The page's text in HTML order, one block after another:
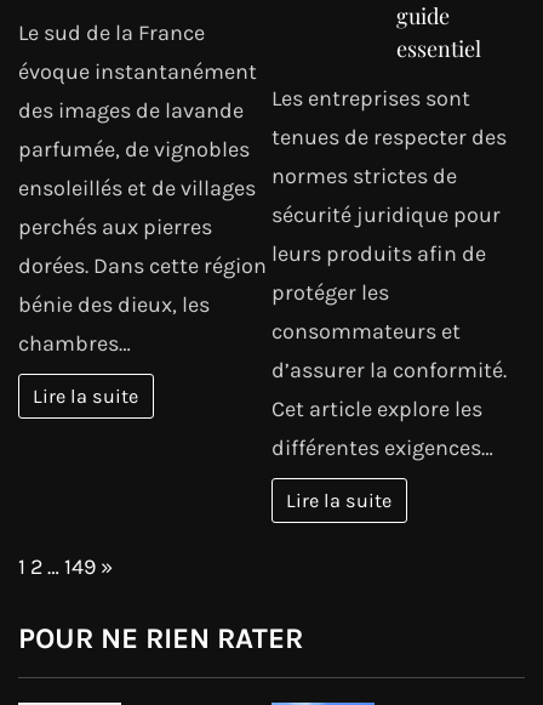
Le sud de la France
évoque instantanément
des images de lavande
parfumée, de vignobles
ensoleillés et de villages
perchés aux pierres
dorées. Dans cette région
bénie des dieux, les
chambres…
Lire la suite
guide
essentiel
Les entreprises sont
tenues de respecter des
normes strictes de
sécurité juridique pour
leurs produits afin de
protéger les
consommateurs et
d’assurer la conformité.
Cet article explore les
différentes exigences…
Lire la suite
Page:
1 2…149 Next
»
POUR NE RIEN RATER